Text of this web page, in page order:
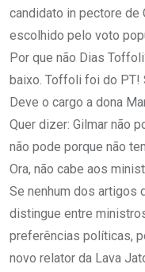
candidato in pectore de
escolhido pelo voto
Por que não Dias
baixo. Toffoli foi do PT!
Deve o cargo a dona
Quer dizer: Gilmar não
não pode porque não
Ora, não cabe aos
Se nenhum dos artigos
distingue entre
preferências políticas,
novo relator da Lava